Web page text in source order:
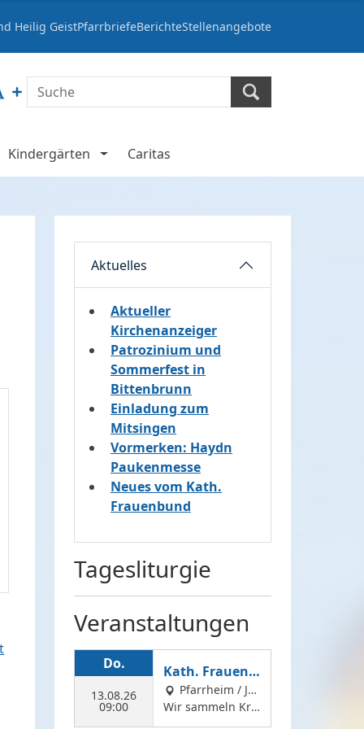
Heilig GeistPfarrbriefeBerichteStellenangebote
Kindergärten Caritas
Aktuelles
Aktueller
Kirchenanzeiger
Patrozinium und
Sommerfest in
Bittenbrunn
Einladung zum
Mitsingen
Vormerken: Haydn
Paukenmesse
Neues vom Kath.
Frauenbund
Tagesliturgie
Veranstaltungen
Do.
13.08.26
09:00
Kath. Frauenb
und: Kräuter s
ammeln
gendheim Feldkir
chen
Wir sammeln Krä
uter für die Kräut